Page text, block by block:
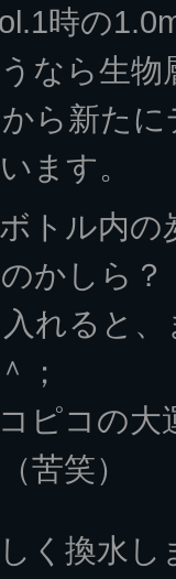
時の
なら生
ら新た
ます。
トル内
かしら？
れると
；
ピコの大
苦笑）
く換水し